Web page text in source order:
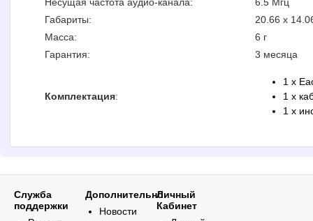
Габариты:
20.66 x
Масса:
6 г
Гарантия:
3 месяца
Комплектация:
1 x
1 x
1 x
Служба
поддержки
Дополнительно
Новости
Личный
Кабинет